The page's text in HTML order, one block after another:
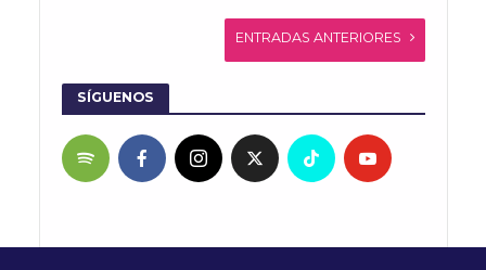
ENTRADAS ANTERIORES
SÍGUENOS